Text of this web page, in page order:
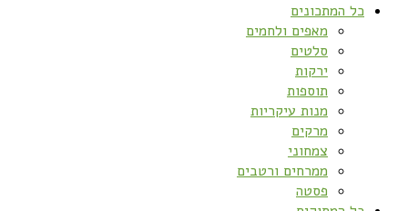
כל המתכונים
מאפים ולחמים
סלטים
ירקות
תוספות
מנות עיקריות
מרקים
צמחוני
ממרחים ורטבים
פסטה